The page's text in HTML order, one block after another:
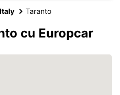
Taranto
cu Europcar